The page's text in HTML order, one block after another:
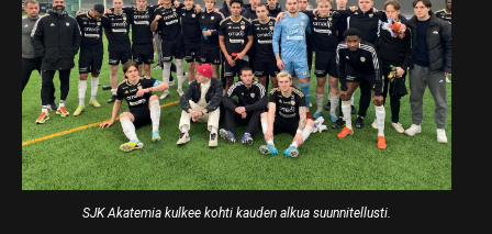
SJK Akatemia kulkee kohti kauden alkua suunnitellusti.